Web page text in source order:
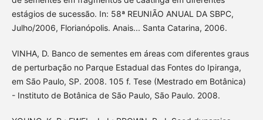
estágios de sucessão. In: 58ª REUNIÃO ANUAL DA SBPC,
Julho/2006, Florianópolis. Anais... Santa Catarina, 2006.
VINHA, D. Banco de sementes em áreas com diferentes graus
de perturbação no Parque Estadual das Fontes do Ipiranga,
em São Paulo, SP. 2008. 105 f. Tese (Mestrado em Botânica)
- Instituto de Botânica de São Paulo, São Paulo. 2008.